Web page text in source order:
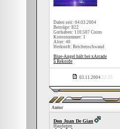
Dabei seit: 04.03.2004
Beiträge: 822
Guthaben: 110.507 Coins
Kontonummer: 1
Alter: 40
Herkunft: Reichenschwand
Blue-Angel hält bei xArcade
5 Rekorde
03.11.2004 22:25
Autor
Don Juan De Gian
Haudegen